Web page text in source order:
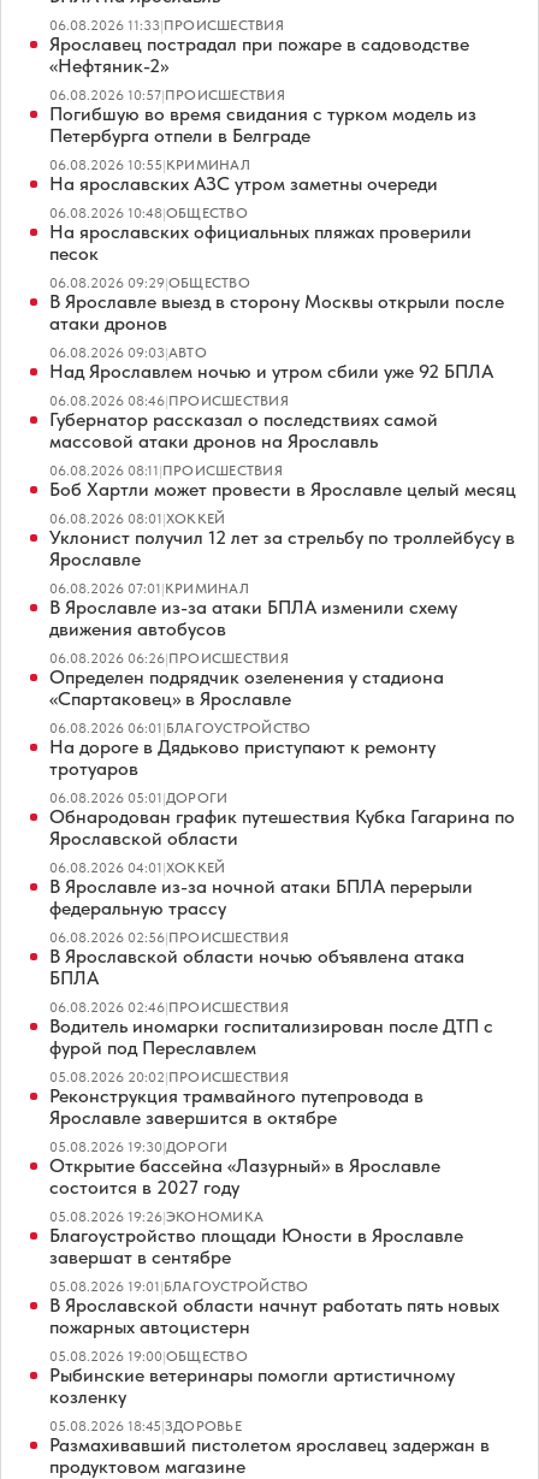
06.08.2026 11:33|ПРОИСШЕСТВИЯ
Ярославец пострадал при пожаре в садоводстве
«Нефтяник-2»
06.08.2026 10:57|ПРОИСШЕСТВИЯ
Погибшую во время свидания с турком модель из
Петербурга отпели в Белграде
06.08.2026 10:55|КРИМИНАЛ
На ярославских АЗС утром заметны очереди
06.08.2026 10:48|ОБЩЕСТВО
На ярославских официальных пляжах проверили
песок
06.08.2026 09:29|ОБЩЕСТВО
В Ярославле выезд в сторону Москвы открыли после
атаки дронов
06.08.2026 09:03|АВТО
Над Ярославлем ночью и утром сбили уже 92 БПЛА
06.08.2026 08:46|ПРОИСШЕСТВИЯ
Губернатор рассказал о последствиях самой
массовой атаки дронов на Ярославль
06.08.2026 08:11|ПРОИСШЕСТВИЯ
Боб Хартли может провести в Ярославле целый месяц
06.08.2026 08:01|ХОККЕЙ
Уклонист получил 12 лет за стрельбу по троллейбусу в
Ярославле
06.08.2026 07:01|КРИМИНАЛ
В Ярославле из-за атаки БПЛА изменили схему
движения автобусов
06.08.2026 06:26|ПРОИСШЕСТВИЯ
Определен подрядчик озеленения у стадиона
«Спартаковец» в Ярославле
06.08.2026 06:01|БЛАГОУСТРОЙСТВО
На дороге в Дядьково приступают к ремонту
тротуаров
06.08.2026 05:01|ДОРОГИ
Обнародован график путешествия Кубка Гагарина по
Ярославской области
06.08.2026 04:01|ХОККЕЙ
В Ярославле из-за ночной атаки БПЛА перерыли
федеральную трассу
06.08.2026 02:56|ПРОИСШЕСТВИЯ
В Ярославской области ночью объявлена атака
БПЛА
06.08.2026 02:46|ПРОИСШЕСТВИЯ
Водитель иномарки госпитализирован после ДТП с
фурой под Переславлем
05.08.2026 20:02|ПРОИСШЕСТВИЯ
Реконструкция трамвайного путепровода в
Ярославле завершится в октябре
05.08.2026 19:30|ДОРОГИ
Открытие бассейна «Лазурный» в Ярославле
состоится в 2027 году
05.08.2026 19:26|ЭКОНОМИКА
Благоустройство площади Юности в Ярославле
завершат в сентябре
05.08.2026 19:01|БЛАГОУСТРОЙСТВО
В Ярославской области начнут работать пять новых
пожарных автоцистерн
05.08.2026 19:00|ОБЩЕСТВО
Рыбинские ветеринары помогли артистичному
козленку
05.08.2026 18:45|ЗДОРОВЬЕ
Размахивавший пистолетом ярославец задержан в
продуктовом магазине